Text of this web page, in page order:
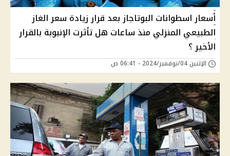
أسعار اسطوانات البوتاجاز بعد قرار زيادة سعر الغاز
الطبيعي المنزلي منذ ساعات هل تأثرت الإنبوبة بالقرار
الأخير ؟
الإثنين 04/نوفمبر/2024 - 06:41 ص